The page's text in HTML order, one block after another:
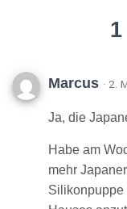
Marcus · 2.
Ja, die
Habe am
mehr
Silikonpuppe